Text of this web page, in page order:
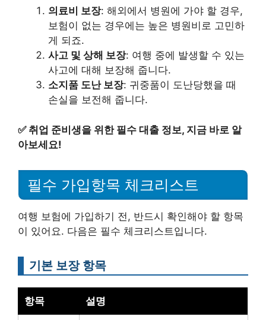
의료비 보장: 해외에서 병원에 가야 할 경우,
보험이 없는 경우에는 높은 병원비로 고민하
게 되죠.
사고 및 상해 보장: 여행 중에 발생할 수 있는
사고에 대해 보장해 줍니다.
소지품 도난 보장: 귀중품이 도난당했을 때
손실을 보전해 줍니다.
✅ 취업 준비생을 위한 필수 대출 정보, 지금 바로 알
아보세요!
필수 가입항목 체크리스트
여행 보험에 가입하기 전, 반드시 확인해야 할 항목
이 있어요. 다음은 필수 체크리스트입니다.
기본 보장 항목
항목 설명